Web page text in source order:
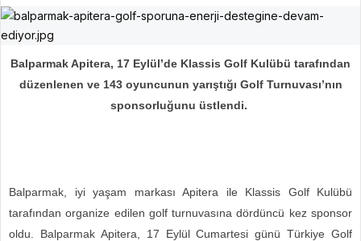
Balparmak Apitera, 17 Eylül’de Klassis Golf Kulübü tarafından
düzenlenen ve 143 oyuncunun yarıştığı Golf Turnuvası’nın
sponsorluğunu üstlendi.
Balparmak, iyi yaşam markası Apitera ile Klassis Golf Kulübü
tarafından organize edilen golf turnuvasına dördüncü kez sponsor
oldu. Balparmak Apitera, 17 Eylül Cumartesi günü Türkiye Golf